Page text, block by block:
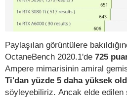
Paylaşılan görüntülere
OctaneBench 2020.1'de 725
Ampere mimarisinin amiral
Ti'dan yüzde 5 daha yüksek
söyleyebiliriz. Ancak elde edilen